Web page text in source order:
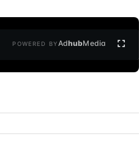
POWERED BYAdhubMedia